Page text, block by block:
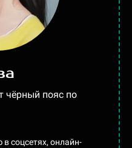
чёрный пояс по
соцсетях, онлайн-